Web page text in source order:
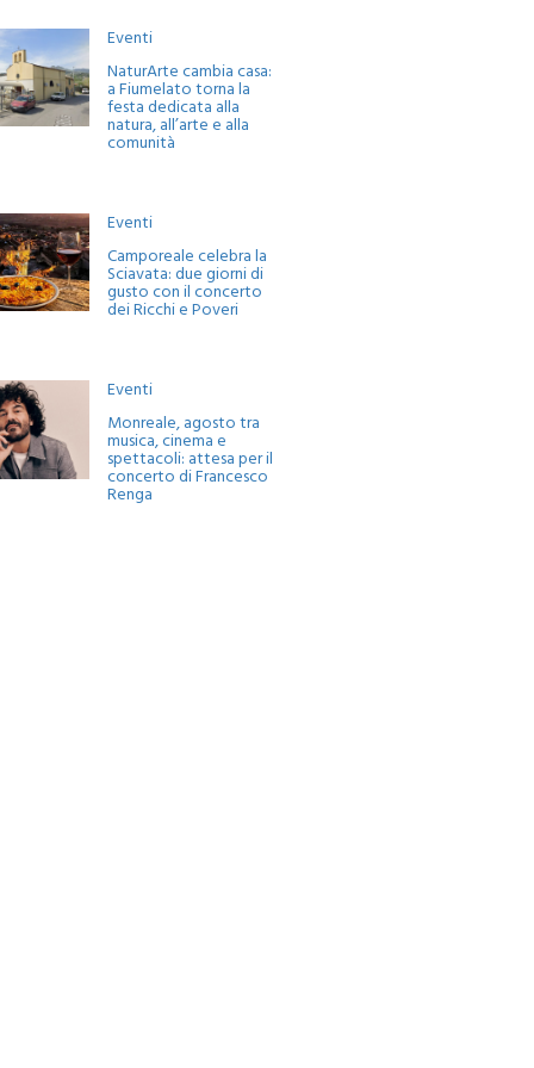
Eventi
NaturArte cambia casa:
a Fiumelato torna la
festa dedicata alla
natura, all’arte e alla
comunità
Eventi
Camporeale celebra la
Sciavata: due giorni di
gusto con il concerto
dei Ricchi e Poveri
Eventi
Monreale, agosto tra
musica, cinema e
spettacoli: attesa per il
concerto di Francesco
Renga